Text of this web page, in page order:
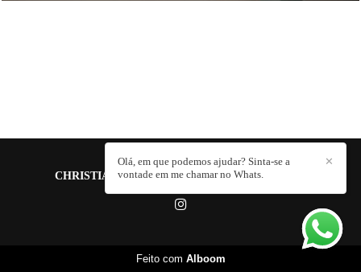
CHRISTIANO PERELLO CARDOSO/CONTATO
✕
Olá, em que podemos ajudar? Sinta-se a
vontade em me chamar no Whats.
Feito com Alboom